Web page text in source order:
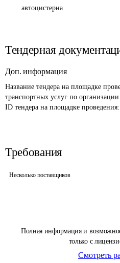
Полная информация и
только с
Смотреть
автоцистерна
Тендерная
Доп. информация
Название тендера на площадке
транспортных услуг по
ID тендера на площадке проведения:
Требования
Несколько поставщиков